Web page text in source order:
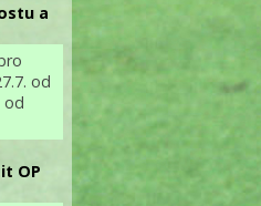
a
od
od
OP